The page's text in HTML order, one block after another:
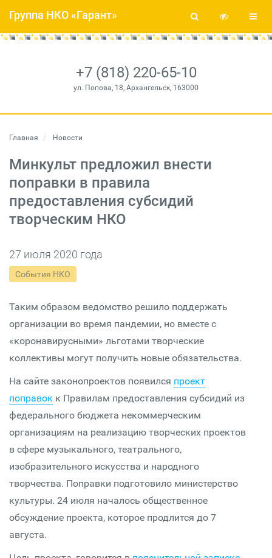
+7 (818) 220-65-10
ул. Попова, 18, Архангельск, 163000
Группа НКО «Гарант»
Главная Новости
Минкульт предложил внести
поправки в правила
предоставления субсидий
творческим НКО
27 июля 2020 года
События НКО
Таким образом ведомство решило поддержать
организации во время пандемии, но вместе с
«коронавирусными» льготами творческие
коллективы могут получить новые обязательства.
На сайте законопроектов появился проект
поправок к Правилам предоставления субсидий из
федерального бюджета некоммерческим
организациям на реализацию творческих проектов
в сфере музыкального, театрального,
изобразительного искусства и народного
творчества. Поправки подготовило министерство
культуры. 24 июля началось общественное
обсуждение проекта, которое продлится до 7
августа.